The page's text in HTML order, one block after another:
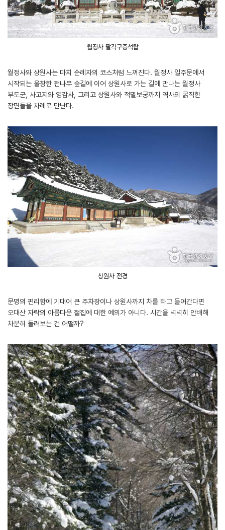
월정사 팔각구층석탑
월정사와 상원사는 마치 순례자의 코스처럼 느껴진다. 월정사 일주문에서
시작되는 울창한 전나무 숲길에 이어 상원사로 가는 길에 만나는 월정사
부도군, 사고지와 영감사, 그리고 상원사와 적멸보궁까지 역사의 굵직한
장면들을 차례로 만난다.
상원사 전경
문명의 편리함에 기대어 큰 주차장이나 상원사까지 차를 타고 들어간다면
오대산 자락의 아름다운 절집에 대한 예의가 아니다. 시간을 넉넉히 안배해
차분히 둘러보는 건 어떨까?